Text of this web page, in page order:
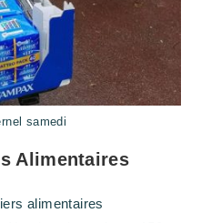
samedi
Alimentaires
alimentaires